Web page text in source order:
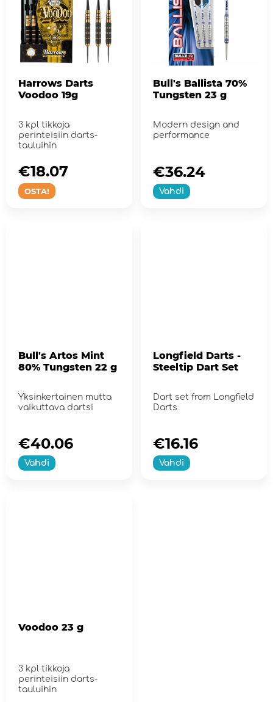
Harrows Darts
Voodoo 19g
3 kpl tikkoja
perinteisiin darts-
tauluihin
OSTA!
€18.07
Bull's Ballista 70%
Tungsten 23 g
Modern design and
performance
Vahdi
€36.24
Bull's Artos Mint
80% Tungsten 22 g
Yksinkertainen mutta
vaikuttava dartsi
Vahdi
€40.06
Longfield Darts -
Steeltip Dart Set
Dart set from Longfield
Darts
Vahdi
€16.16
Voodoo 23 g
3 kpl tikkoja
perinteisiin darts-
tauluihin